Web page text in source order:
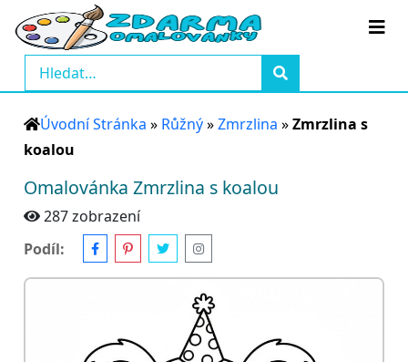
Úvodní Stránka » Růžný»Zmrzlina »Zmrzlina s
koalou
Omalovánka Zmrzlina s koalou
287 zobrazení
Podíl: